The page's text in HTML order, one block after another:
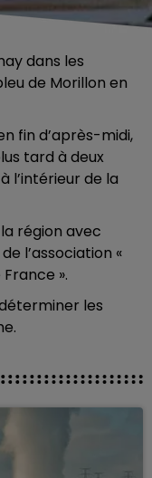
dans les
de Morillon en
fin d’après-midi,
tard à deux
l’intérieur de la
région avec
l’association «
».
les